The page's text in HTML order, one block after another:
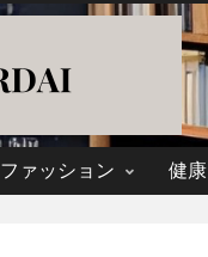
ファッション 健康